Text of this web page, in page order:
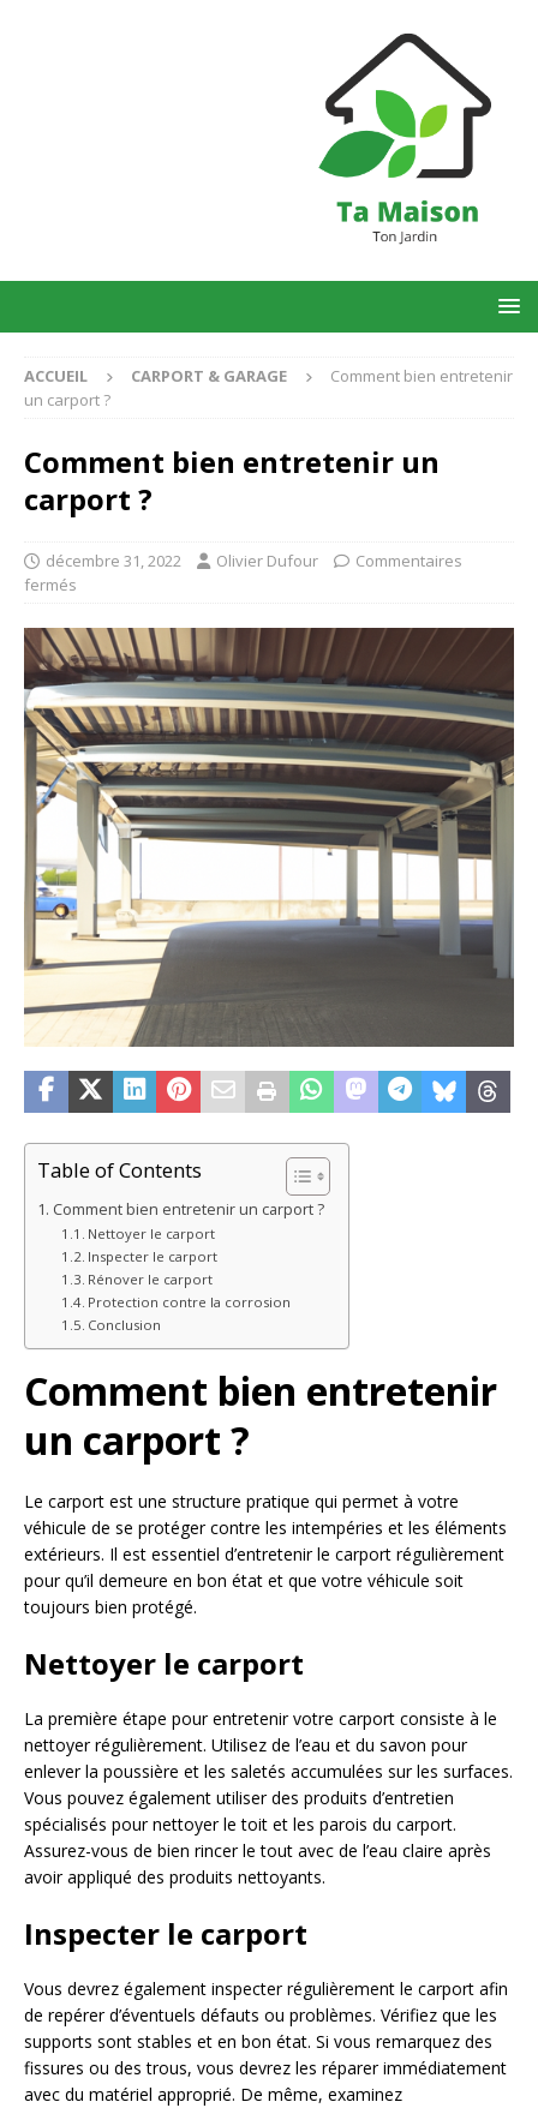
ACCUEIL CARPORT & GARAGE
Comment bien entretenir
un carport ?
Comment bien entretenir un
carport ?
décembre 31, 2022 Olivier Dufour
Commentaires
fermés
Table of Contents
Comment bien entretenir un carport ?
Nettoyer le carport
Inspecter le carport
Rénover le carport
Protection contre la corrosion
Conclusion
Comment bien entretenir
un carport ?
Le carport est une structure pratique qui permet à votre
véhicule de se protéger contre les intempéries et les éléments
extérieurs. Il est essentiel d’entretenir le carport régulièrement
pour qu’il demeure en bon état et que votre véhicule soit
toujours bien protégé.
Nettoyer le carport
La première étape pour entretenir votre carport consiste à le
nettoyer régulièrement. Utilisez de l’eau et du savon pour
enlever la poussière et les saletés accumulées sur les surfaces.
Vous pouvez également utiliser des produits d’entretien
spécialisés pour nettoyer le toit et les parois du carport.
Assurez-vous de bien rincer le tout avec de l’eau claire après
avoir appliqué des produits nettoyants.
Inspecter le carport
Vous devrez également inspecter régulièrement le carport afin
de repérer d’éventuels défauts ou problèmes. Vérifiez que les
supports sont stables et en bon état. Si vous remarquez des
fissures ou des trous, vous devrez les réparer immédiatement
avec du matériel approprié. De même, examinez